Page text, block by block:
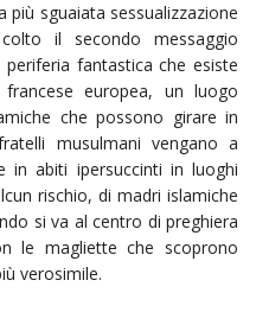
sguaiata sessualizzazione
il secondo messaggio
fantastica che esiste
europea, un luogo
che possono girare in
musulmani vengano a
in abiti ipersuccinti in luoghi
rischio, di madri islamiche
si va al centro di preghiera
le magliette che scoprono
verosimile.